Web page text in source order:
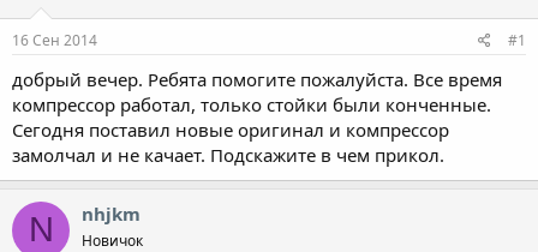
е
м
ы
л
16 Сен 2014 #1
добрый вечер. Ребята помогите пожалуйста. Все время
компрессор работал, только стойки были конченные.
Сегодня поставил новые оригинал и компрессор
замолчал и не качает. Подскажите в чем прикол.
N nhjkm
Новичок